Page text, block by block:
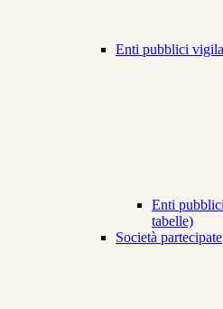
Enti pubblici
Enti
tabelle)
Società partecipate